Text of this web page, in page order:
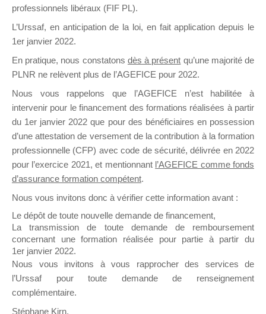
DIRIGEANT
il y a un mois
Ce groupe est destiné aux Organismes de
Formation qui souhaitent répondre à l’Appel à
Propositions Mallette du Dirigeant.
Ce groupe propose un forum dédié au support
sur lequel il est possible de laisser un message
ou poser une question.
NB : Il est nécessaire d’être
pouvoir rejoindre ce groupe
professionnels libéraux (FIF PL).
L’Urssaf, en anticipation de la loi, en fait application depuis le
1er janvier 2022.
En pratique, nous constatons dès à présent qu’une majorité de
PLNR ne relèvent plus de l’AGEFICE pour 2022.
Nous vous rappelons que l’AGEFICE n’est habilitée à
intervenir pour le financement des formations réalisées à partir
du 1er janvier 2022 que pour des bénéficiaires en possession
d’une attestation de versement de la contribution à la formation
professionnelle (CFP) avec code de sécurité, délivrée en 2022
pour l’exercice 2021, et mentionnant l’AGEFICE comme fonds
d’assurance formation compétent.
Nous vous invitons donc à vérifier cette information avant :
Le dépôt de toute nouvelle demande de financement,
La transmission de toute demande de remboursement
concernant une formation réalisée pour partie à partir du
1er janvier 2022.
Nous vous invitons à vous rapprocher des services de
l’Urssaf pour toute demande de renseignement
complémentaire.
Stéphane Kirn,